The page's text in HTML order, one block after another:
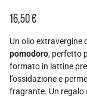
16,50€
Un olio extravergine
pomodoro, perfetto
formato in lattine
l’ossidazione e
fragrante. Un